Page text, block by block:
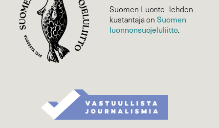
Suomen Luonto -lehden
kustantaja onSuomen
luonnonsuojelu­liitto.